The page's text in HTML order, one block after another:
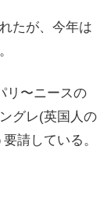
たが、今年は
リ〜ニースの
グレ(英国人の
請している。